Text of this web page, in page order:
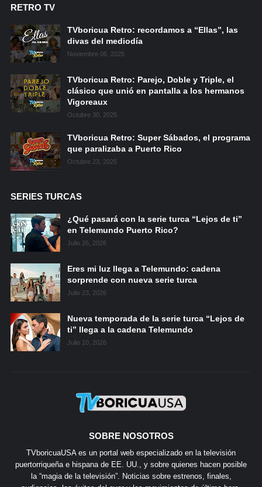
RETRO TV
TVboricua Retro: recordamos a “Ellas”, las
divas del mediodía
Noviembre 06, 2025
TVboricua Retro: Parejo, Doble y Triple, el
clásico que unió en pantalla a los hermanos
Vigoreaux
Octubre 30, 2025
TVboricua Retro: Super Sábados, el programa
que paralizaba a Puerto Rico
Octubre 23, 2025
SERIES TURCAS
¿Qué pasará con la serie turca “Lejos de ti”
en Telemundo Puerto Rico?
Julio 26, 2026
Eres mi luz llega a Telemundo: cadena
sorprende con nueva serie turca
Julio 23, 2026
Nueva temporada de la serie turca “Lejos de
ti” llega a la cadena Telemundo
Julio 10, 2026
SOBRE NOSOTROS
TVboricuaUSA es un portal web especializado en la televisión
puertorriqueña e hispana de EE. UU., y sobre quienes hacen posible
la “magia de la televisión”. Noticias sobre estrenos, finales,